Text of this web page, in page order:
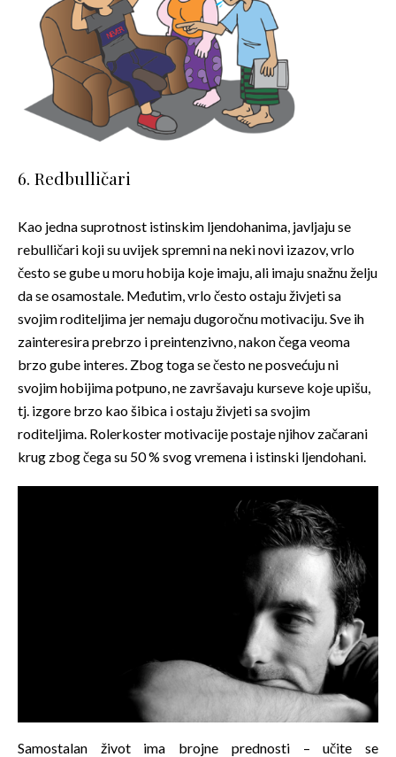
6. Redbulličari
Kao jedna suprotnost istinskim ljendohanima, javljaju se
rebulličari koji su uvijek spremni na neki novi izazov, vrlo
često se gube u moru hobija koje imaju, ali imaju snažnu želju
da se osamostale. Međutim, vrlo često ostaju živjeti sa
svojim roditeljima jer nemaju dugoročnu motivaciju. Sve ih
zainteresira prebrzo i preintenzivno, nakon čega veoma
brzo gube interes. Zbog toga se često ne posvećuju ni
svojim hobijima potpuno, ne završavaju kurseve koje upišu,
tj. izgore brzo kao šibica i ostaju živjeti sa svojim
roditeljima. Rolerkoster motivacije postaje njihov začarani
krug zbog čega su 50 % svog vremena i istinski ljendohani.
Samostalan život ima brojne prednosti – učite se